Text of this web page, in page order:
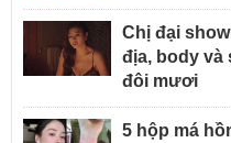
Chị đại
địa, body và
đôi mươi
5 hộp má